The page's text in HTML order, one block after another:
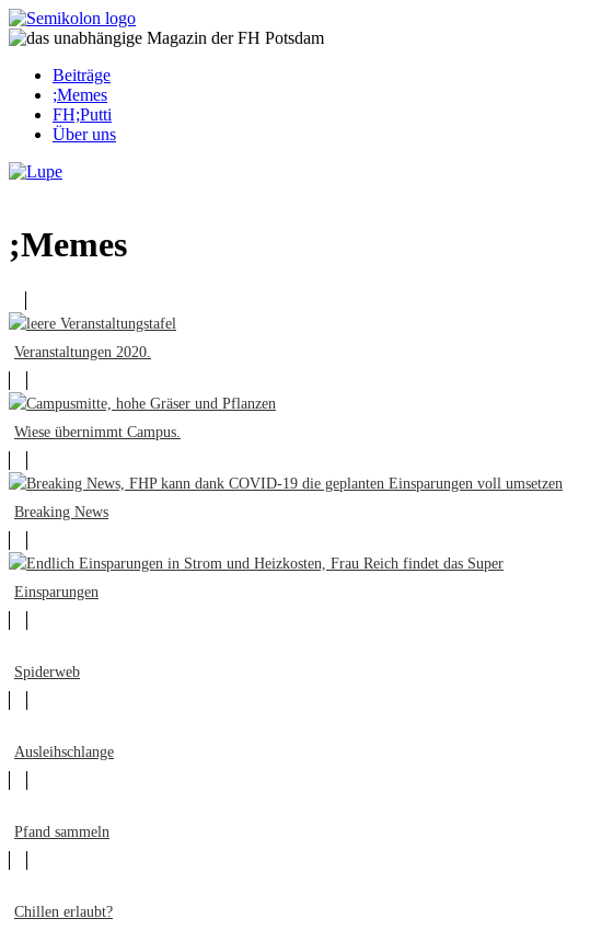
Skip
to
Beiträge
;Memes
FH;Putti
Über uns
;Memes
Veranstaltungen 2020.
Wiese übernimmt Campus.
Breaking News
Einsparungen
Spiderweb
Ausleihschlange
Pfand sammeln
Chillen erlaubt?